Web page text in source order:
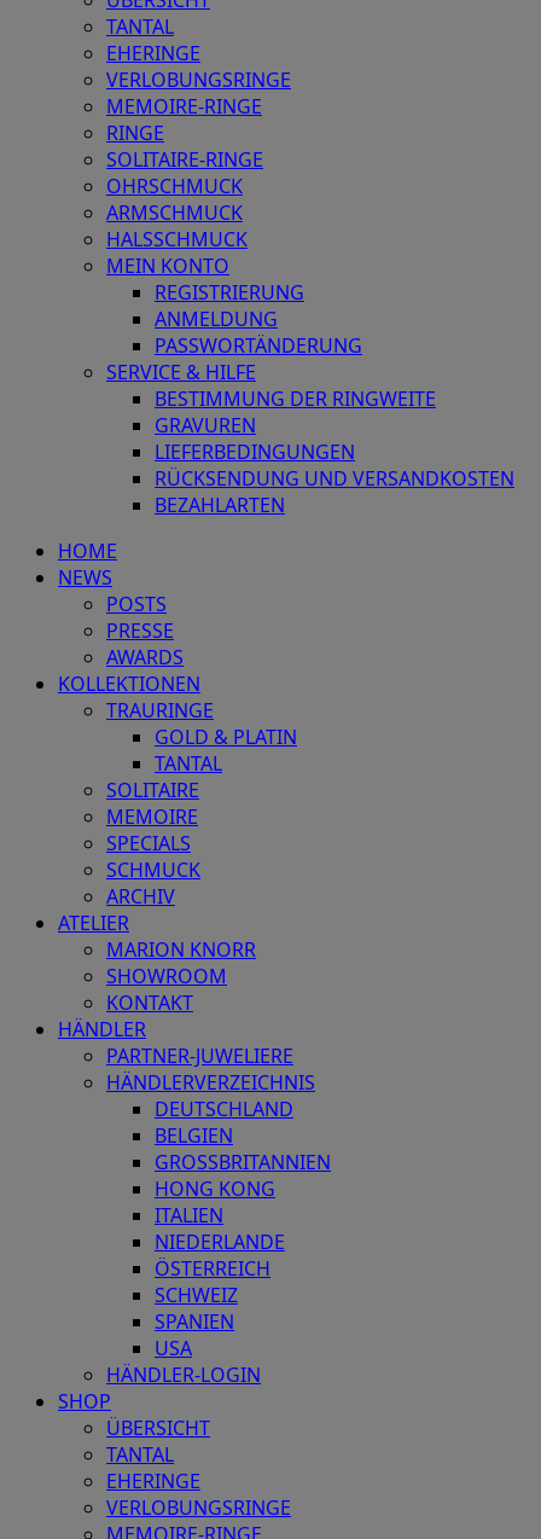
TANTAL
EHERINGE
VERLOBUNGSRINGE
MEMOIRE-RINGE
RINGE
SOLITAIRE-RINGE
OHRSCHMUCK
ARMSCHMUCK
HALSSCHMUCK
MEIN KONTO
REGISTRIERUNG
ANMELDUNG
PASSWORTÄNDERUNG
SERVICE & HILFE
BESTIMMUNG DER RINGWEITE
GRAVUREN
LIEFERBEDINGUNGEN
RÜCKSENDUNG UND VERSANDKOSTEN
BEZAHLARTEN
HOME
NEWS
POSTS
PRESSE
AWARDS
KOLLEKTIONEN
TRAURINGE
GOLD & PLATIN
TANTAL
SOLITAIRE
MEMOIRE
SPECIALS
SCHMUCK
ARCHIV
ATELIER
MARION KNORR
SHOWROOM
KONTAKT
HÄNDLER
PARTNER-JUWELIERE
HÄNDLERVERZEICHNIS
DEUTSCHLAND
BELGIEN
GROSSBRITANNIEN
HONG KONG
ITALIEN
NIEDERLANDE
ÖSTERREICH
SCHWEIZ
SPANIEN
USA
HÄNDLER-LOGIN
SHOP
ÜBERSICHT
TANTAL
EHERINGE
VERLOBUNGSRINGE